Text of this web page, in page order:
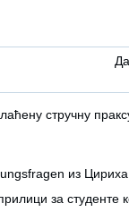
стручну
из Цириха,
за